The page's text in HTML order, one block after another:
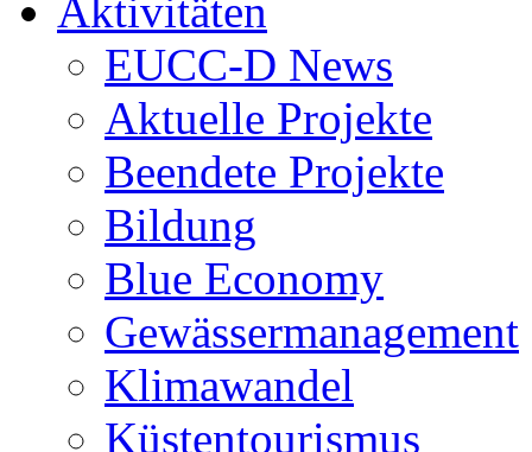
Aktivitäten
EUCC-D News
Aktuelle Projekte
Beendete Projekte
Bildung
Blue Economy
Gewässermanagement
Klimawandel
Küstentourismus